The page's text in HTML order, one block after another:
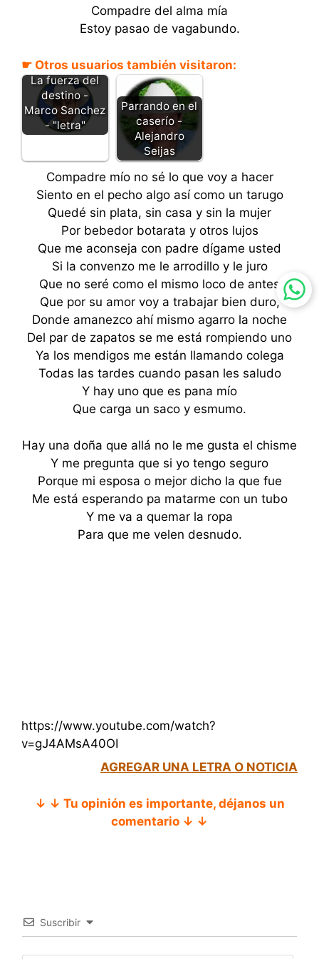
Compadre del alma mía
Estoy pasao de vagabundo.
☛ Otros usuarios también visitaron:
La fuerza del
destino -
Marco Sanchez
- "letra"
Parrando en el
caserío -
Alejandro
Seijas
Compadre mío no sé lo que voy a hacer
Siento en el pecho algo así como un tarugo
Quedé sin plata, sin casa y sin la mujer
Por bebedor botarata y otros lujos
Que me aconseja con padre dígame usted
Si la convenzo me le arrodillo y le juro
Que no seré como el mismo loco de antes
Que por su amor voy a trabajar bien duro,
Donde amanezco ahí mismo agarro la noche
Del par de zapatos se me está rompiendo uno
Ya los mendigos me están llamando colega
Todas las tardes cuando pasan les saludo
Y hay uno que es pana mío
Que carga un saco y esmumo.
Hay una doña que allá no le me gusta el chisme
Y me pregunta que si yo tengo seguro
Porque mi esposa o mejor dicho la que fue
Me está esperando pa matarme con un tubo
Y me va a quemar la ropa
Para que me velen desnudo.
https://www.youtube.com/watch?
v=gJ4AMsA40OI
AGREGAR UNA LETRA O NOTICIA
↓ ↓ Tu opinión es importante, déjanos un
comentario ↓ ↓
Suscribir